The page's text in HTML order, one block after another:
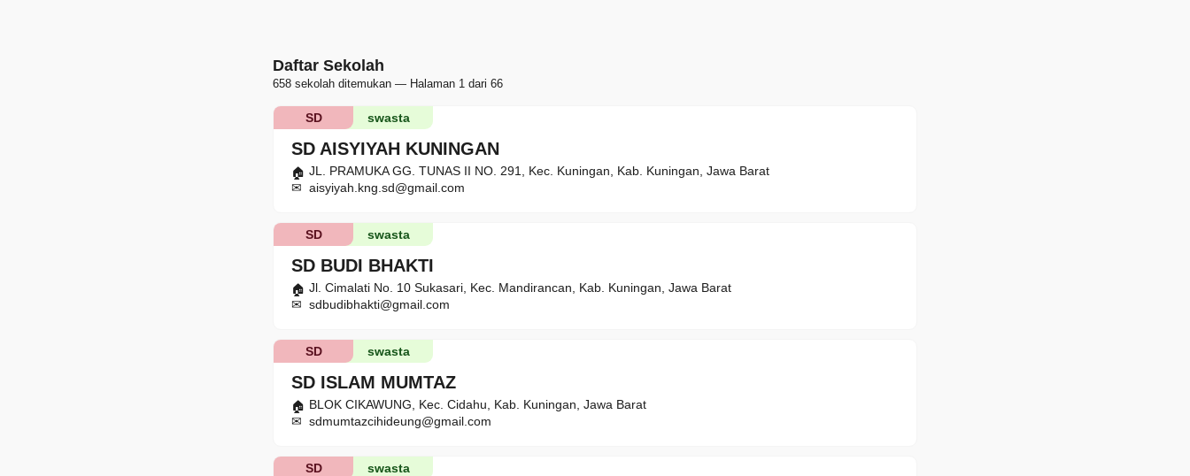
Daftar Sekolah
658 sekolah ditemukan — Halaman 1 dari 66
SD AISYIYAH KUNINGAN
swasta
SD
JL. PRAMUKA GG. TUNAS II NO. 291, Kec. Kuningan, Kab. Kuningan, Jawa Barat
aisyiyah.kng.sd@gmail.com
SD BUDI BHAKTI
swasta
SD
Jl. Cimalati No. 10 Sukasari, Kec. Mandirancan, Kab. Kuningan, Jawa Barat
sdbudibhakti@gmail.com
SD ISLAM MUMTAZ
swasta
SD
BLOK CIKAWUNG, Kec. Cidahu, Kab. Kuningan, Jawa Barat
sdmumtazcihideung@gmail.com
swasta
SD